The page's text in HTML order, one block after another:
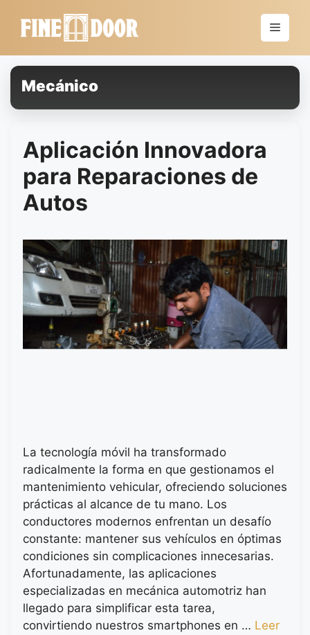
Menú
Mecánico
Aplicación Innovadora
para Reparaciones de
Autos
La tecnología móvil ha transformado
radicalmente la forma en que gestionamos el
mantenimiento vehicular, ofreciendo soluciones
prácticas al alcance de tu mano. Los
conductores modernos enfrentan un desafío
constante: mantener sus vehículos en óptimas
condiciones sin complicaciones innecesarias.
Afortunadamente, las aplicaciones
especializadas en mecánica automotriz han
llegado para simplificar esta tarea,
convirtiendo nuestros smartphones en … Leer